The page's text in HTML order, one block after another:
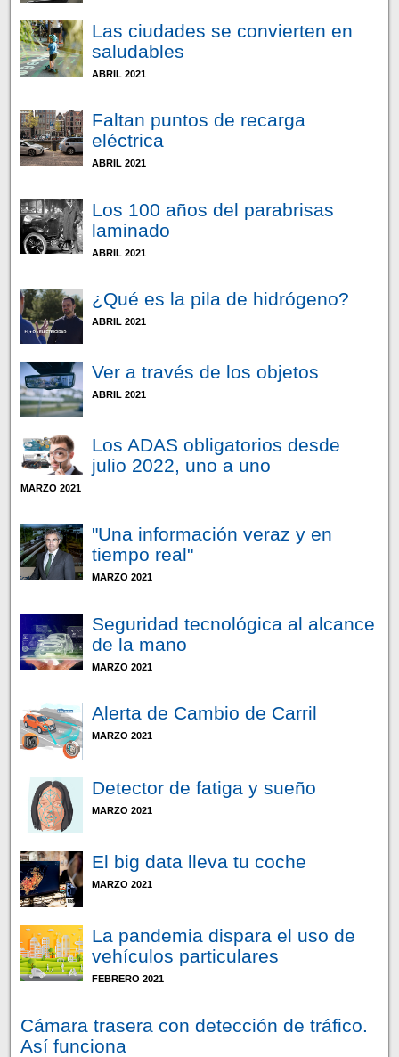
Las ciudades se convierten en
saludables
ABRIL 2021
Faltan puntos de recarga
eléctrica
ABRIL 2021
Los 100 años del parabrisas
laminado
ABRIL 2021
¿Qué es la pila de hidrógeno?
ABRIL 2021
Ver a través de los objetos
ABRIL 2021
Los ADAS obligatorios desde
julio 2022, uno a uno
MARZO 2021
"Una información veraz y en
tiempo real"
MARZO 2021
Seguridad tecnológica al alcance
de la mano
MARZO 2021
Alerta de Cambio de Carril
MARZO 2021
Detector de fatiga y sueño
MARZO 2021
El big data lleva tu coche
MARZO 2021
La pandemia dispara el uso de
vehículos particulares
FEBRERO 2021
Cámara trasera con detección de tráfico.
Así funciona